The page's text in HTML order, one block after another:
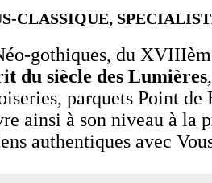
CLASSIQUE,
gothiques, du
du siècle des Lumières
parquets Point
ainsi à son niveau à la
authentiques avec